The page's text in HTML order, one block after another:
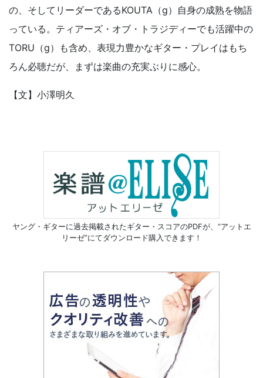
の、そしてリーダーであるKOUTA（g）自身の成熟を物語
っている。ティアーズ・オブ・トラジディーでも活躍中の
TORU（g）も含め、表現力豊かなギター・プレイはもち
ろん必聴だが、まずは楽曲の充実ぶりに感心。
【文】小澤明久
ヤング・ギターに過去掲載されたギター・スコアのPDFが、 “アットエ
リーゼ”にてダウンロード購入できます！